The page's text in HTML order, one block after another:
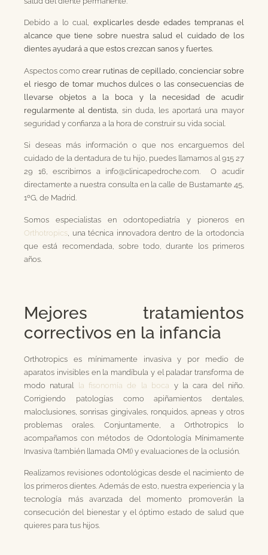
Debido a lo cual, explicarles desde edades tempranas el
alcance que tiene sobre nuestra salud el cuidado de los
dientes ayudará a que estos crezcan sanos y fuertes.
Aspectos comocrear rutinas de cepillado, concienciar sobre
el riesgo de tomar muchos dulces o las consecuencias de
llevarse objetos a la boca y la necesidad de acudir
regularmente al dentista, sin duda
les aportará una mayor
seguridad y confianza a la hora de construir su vida social.
Si deseas más información o que nos encarguemos del
cuidado de la dentadura de tu hijo, puedes llamarnos al 915 27
29 16, escribirnos a info@clinicapedroche.com. O acudir
directamente a nuestra consulta en la calle de Bustamante 45,
1ºG, de Madrid.
Somos especialistas en odontopediatría y pioneros en
Orthotropics , una técnica innovadora dentro de la ortodoncia
que está recomendada, sobre todo, durante los primeros
años.
Mejores tratamientos
correctivos en la infancia
Orthotropics es mínimamente invasiva y por medio de
aparatos invisibles en la mandíbula y el paladar transforma de
modo natural la fisonomía de la boca y la cara del niño.
Corrigiendo patologías como apiñamientos dentales,
maloclusiones, sonrisas gingivales, ronquidos, apneas y otros
problemas orales. Conjuntamente, a Orthotropics lo
acompañamos con métodos de Odontología Mínimamente
Invasiva (también llamada OMI) y evaluaciones de la oclusión.
Realizamos revisiones odontológicas desde el nacimiento de
los primeros dientes. Además de esto, nuestra experiencia y la
tecnología más avanzada del momento promoverán la
consecución del bienestar y el óptimo estado de salud que
quieres para tus hijos.